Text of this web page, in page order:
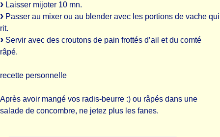
Laisser mijoter 10 mn.
Passer au mixer ou au blender avec les portions de vache qui
rit.
Servir avec des croutons de pain frottés d’ail et du comté
râpé.
recette personnelle
Après avoir mangé vos radis-beurre :) ou râpés dans une
salade de concombre, ne jetez plus les fanes.